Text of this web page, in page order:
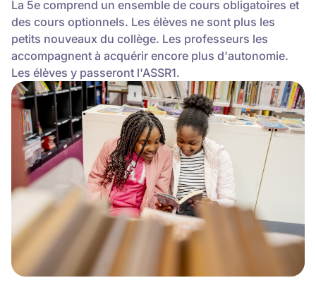
La 5e comprend un ensemble de cours obligatoires et
des cours optionnels. Les élèves ne sont plus les
petits nouveaux du collège. Les professeurs les
accompagnent à acquérir encore plus d'autonomie.
Les élèves y passeront l'ASSR1.